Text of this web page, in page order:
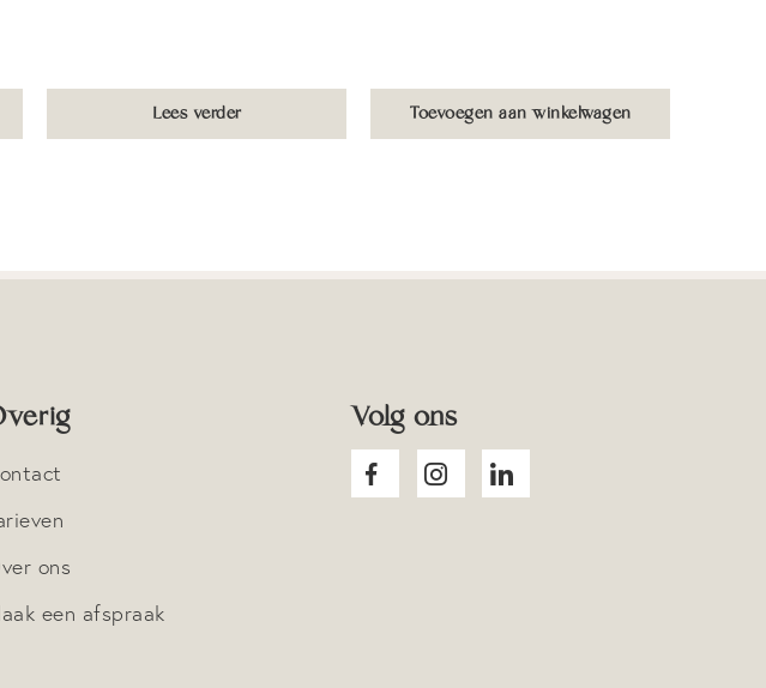
Lees verder Toevoegen aan winkelwagen
ons
een afspraak
Volg ons